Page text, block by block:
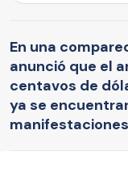
En una
anunció que el
centavos de
ya se